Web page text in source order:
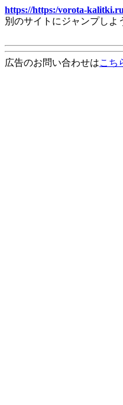
https://https:/vorota-
別のサイトにジャンプし
広告のお問い合わせはこち